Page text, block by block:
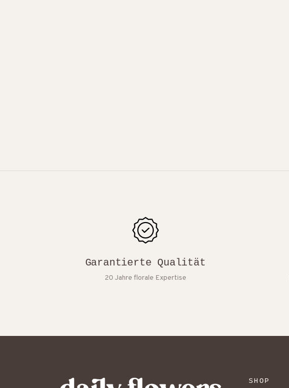
Garantierte Qualität
20 Jahre florale Expertise
SHOP